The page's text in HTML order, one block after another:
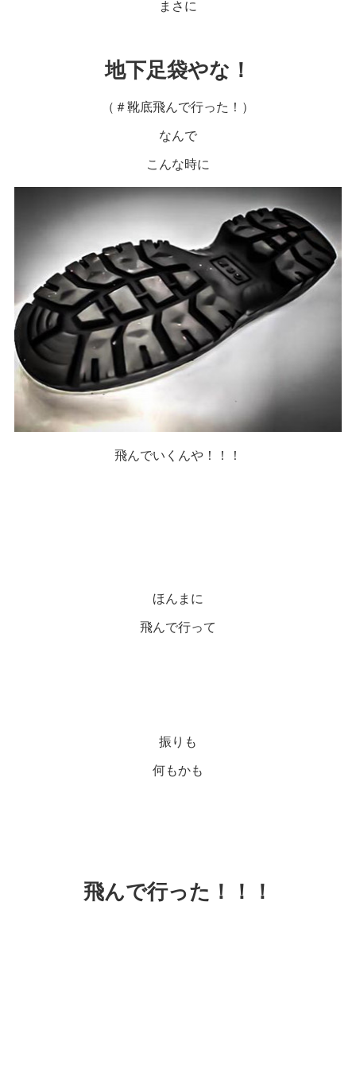
まさに
地下足袋やな！
（＃靴底飛んで行った！）
なんで
こんな時に
飛んでいくんや！！！
ほんまに
飛んで行って
振りも
何もかも
飛んで行った！！！